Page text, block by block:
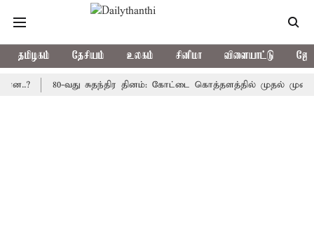
தமிழகம் தேசியம் உலகம் சினிமா விளையாட்டு
80-வது சுதந்திர தினம்: கோட்டை கொத்தளத்தில் முதல் முறையாக